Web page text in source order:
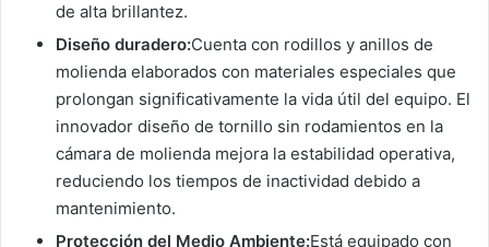
de alta brillantez.
Diseño duradero:Cuenta con rodillos y anillos de
molienda elaborados con materiales especiales que
prolongan significativamente la vida útil del equipo. El
innovador diseño de tornillo sin rodamientos en la
cámara de molienda mejora la estabilidad operativa,
reduciendo los tiempos de inactividad debido a
mantenimiento.
Protección del Medio Ambiente:Está equipado con